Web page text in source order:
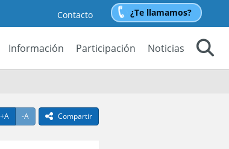
Contacto ¿Te llamamos?
Información Participación
Noticias
+A Agrandar texto
-A Achicar textoicono compartir
Compartir